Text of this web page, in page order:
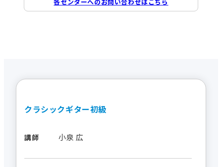
各センターへのお問い合わせはこちら
クラシックギター初級
講師 小泉 広